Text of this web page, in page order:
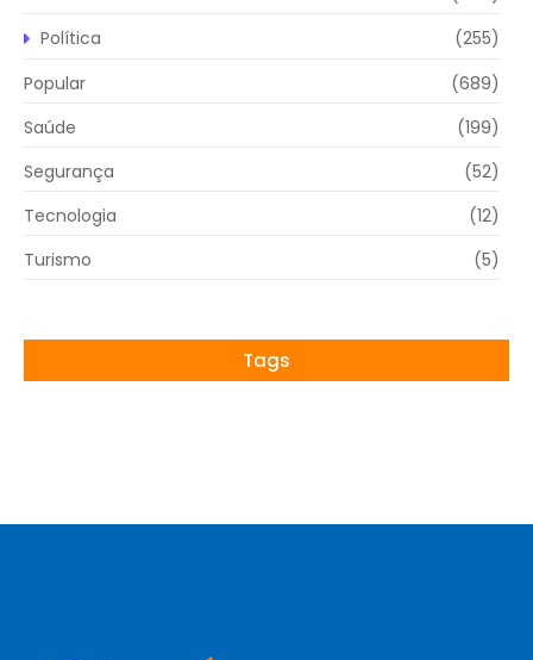
Política
(255)
Popular
(689)
Saúde
(199)
Segurança
(52)
Tecnologia
(12)
Turismo
(5)
Tags